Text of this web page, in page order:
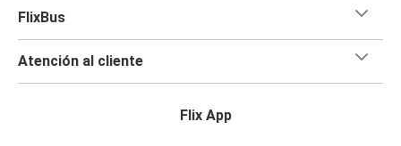
FlixBus
Atención al cliente
Flix App